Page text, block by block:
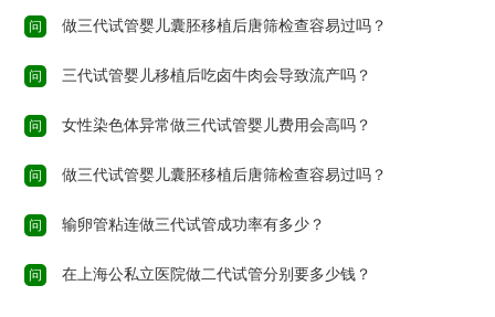
问 做三代试管婴儿囊胚移植后唐筛检查容易过吗？
问 三代试管婴儿移植后吃卤牛肉会导致流产吗？
问 女性染色体异常做三代试管婴儿费用会高吗？
问 做三代试管婴儿囊胚移植后唐筛检查容易过吗？
问 输卵管粘连做三代试管成功率有多少？
问 在上海公私立医院做二代试管分别要多少钱？